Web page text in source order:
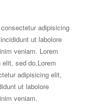
adipisicing
ut labolore
veniam. Lorem
sed do.Lorem
adipisicing elit,
ut labolore
veniam.